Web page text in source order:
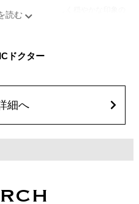
げることで、優しく穏やかな印象の
。
また、稀に細菌感染症、左右差、後
睫毛が切れたり抜ける、結膜腫脹な
ドクター
細へ